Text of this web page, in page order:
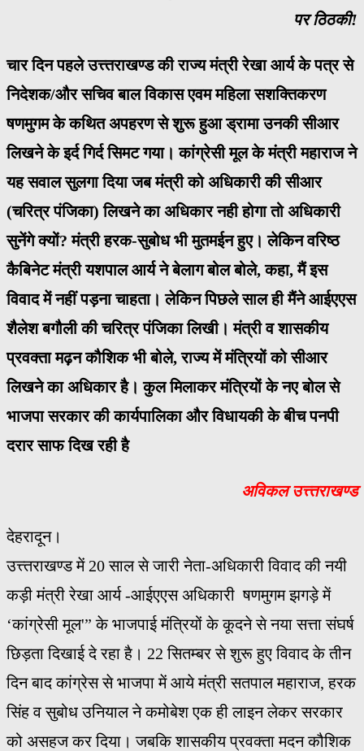
पर ठिठकी!
चार दिन पहले उत्त्तराखण्ड की राज्य मंत्री रेखा आर्य के पत्र से
निदेशक/और सचिव बाल विकास एवम महिला सशक्तिकरण
षणमुगम के कथित अपहरण से शुरू हुआ ड्रामा उनकी सीआर
लिखने के इर्द गिर्द सिमट गया। कांग्रेसी मूल के मंत्री महाराज ने
यह सवाल सुलगा दिया जब मंत्री को अधिकारी की सीआर
(चरित्र पंजिका) लिखने का अधिकार नही होगा तो अधिकारी
सुनेंगे क्यों? मंत्री हरक-सुबोध भी मुतमईन हुए। लेकिन वरिष्ठ
कैबिनेट मंत्री यशपाल आर्य ने बेलाग बोल बोले, कहा, मैं इस
विवाद में नहीं पड़ना चाहता। लेकिन पिछले साल ही मैंने आईएएस
शैलेश बगौली की चरित्र पंजिका लिखी। मंत्री व शासकीय
प्रवक्ता मढ़न कौशिक भी बोले, राज्य में मंत्रियों को सीआर
लिखने का अधिकार है। कुल मिलाकर मंत्रियों के नए बोल से
भाजपा सरकार की कार्यपालिका और विधायकी के बीच पनपी
दरार साफ दिख रही है
अविकल उत्त्तराखण्ड
देहरादून।
उत्त्तराखण्ड में 20 साल से जारी नेता-अधिकारी विवाद की नयी
कड़ी मंत्री रेखा आर्य -आईएएस अधिकारी षणमुगम झगड़े में
‘कांग्रेसी मूल'” के भाजपाई मंत्रियों के कूदने से नया सत्ता संघर्ष
छिड़ता दिखाई दे रहा है। 22 सितम्बर से शुरू हुए विवाद के तीन
दिन बाद कांग्रेस से भाजपा में आये मंत्री सतपाल महाराज, हरक
सिंह व सुबोध उनियाल ने कमोबेश एक ही लाइन लेकर सरकार
को असहज कर दिया। जबकि शासकीय प्रवक्ता मदन कौशिक